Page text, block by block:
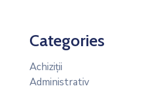
Categories
Achiziții
Administrativ